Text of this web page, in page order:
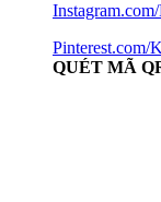
Pinterest.com/
QUÉT MÃ